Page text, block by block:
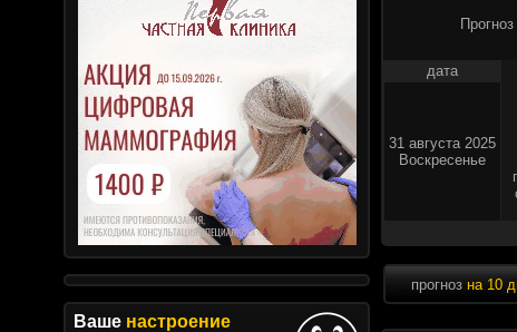
Ваше настроение
дата
31 августа 2025
Воскресенье
прогноз на 10